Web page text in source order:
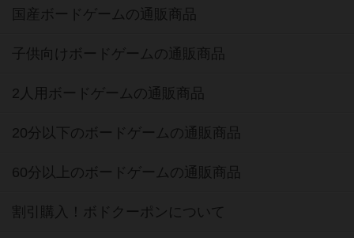
国産ボードゲームの通販商品
子供向けボードゲームの通販商品
2人用ボードゲームの通販商品
20分以下のボードゲームの通販商品
60分以上のボードゲームの通販商品
割引購入！ボドクーポンについて